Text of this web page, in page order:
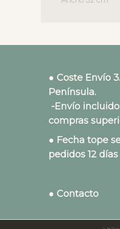
● Coste Envío
-Envío
compras
● Fecha tope
pedidos 12
● Contacto